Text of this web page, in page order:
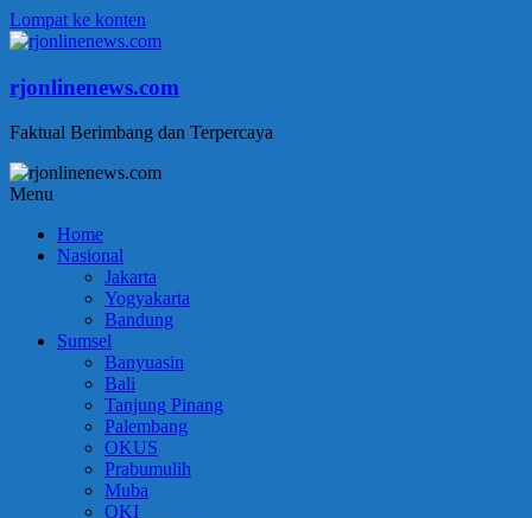
Lompat ke konten
rjonlinenews.com
Faktual Berimbang dan Terpercaya
Menu
Home
Nasional
Jakarta
Yogyakarta
Bandung
Sumsel
Banyuasin
Bali
Tanjung Pinang
Palembang
OKUS
Prabumulih
Muba
OKI